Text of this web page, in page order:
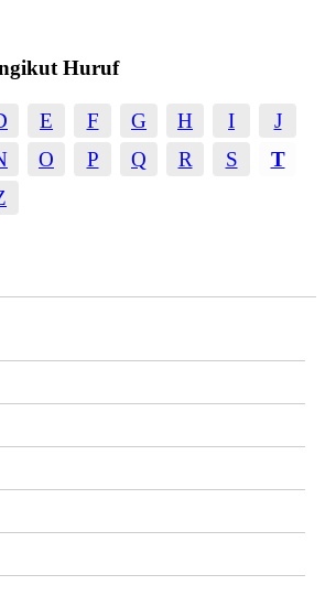
Huruf
E F G H I
J
O P Q R S
T